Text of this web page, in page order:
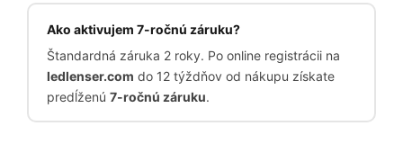
Ako aktivujem 7-ročnú záruku?
Štandardná záruka 2 roky. Po online registrácii na
ledlenser.com do 12 týždňov od nákupu získate
predĺženú 7-ročnú záruku.